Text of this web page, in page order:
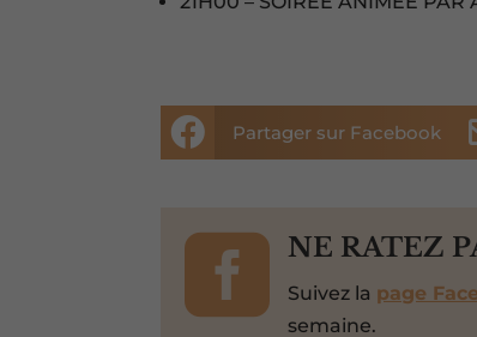
 Partager sur Facebook
 NE RATEZ
Suivez la page
semaine.